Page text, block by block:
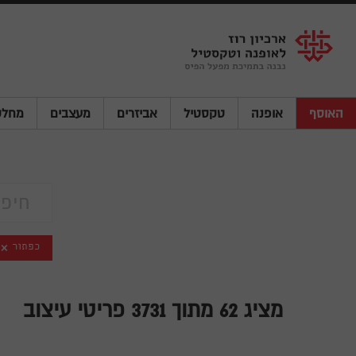
Shenkar
Logo
האוסף אופנה טקסטיל אביזרים מעצבים
כפתור
מציג 62 מתוך 3731 פריטי עיצוב